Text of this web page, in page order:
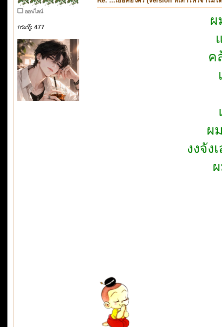
ออฟไลน์
กระทู้: 477
ผ
ค
ผ
งงจัง